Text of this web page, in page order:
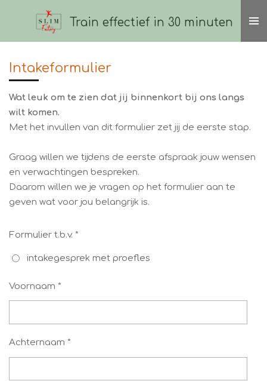
naar
hoofdinhoud
Train effectief in 30 minuten
Intakeformulier
Wat leuk om te zien dat jij binnenkort bij ons langs
wilt komen.
Met het invullen van dit formulier zet jij de eerste stap.
Graag willen we tijdens de eerste afspraak jouw wensen
en verwachtingen bespreken.
Daarom willen we je vragen op het formulier aan te
geven wat voor jou belangrijk is.
Formulier t.b.v. *
intakegesprek met proefles
Voornaam *
Achternaam *